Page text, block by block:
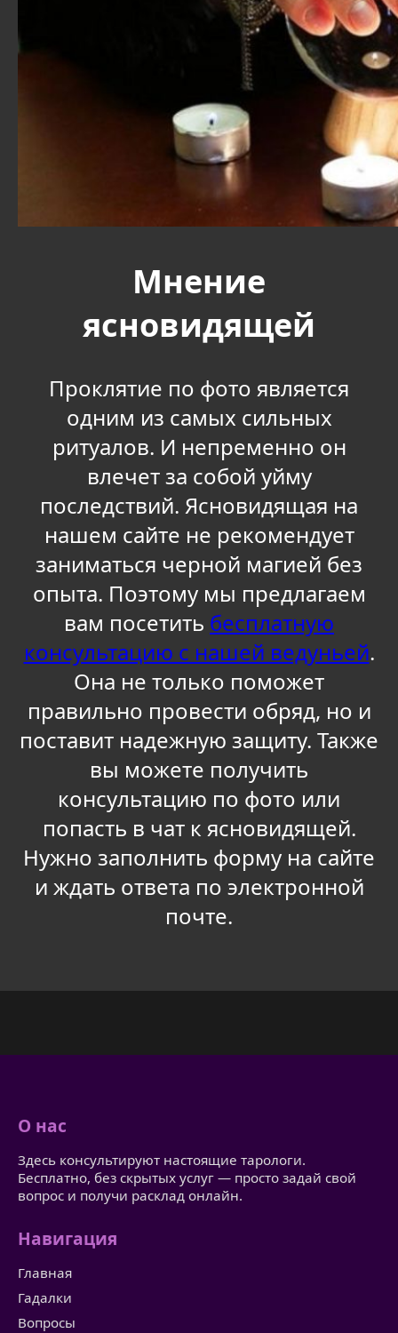
Мнение
ясновидящей
Проклятие по фото является
одним из самых сильных
ритуалов. И непременно он
влечет за собой уйму
последствий. Ясновидящая на
нашем сайте не рекомендует
заниматься черной магией без
опыта. Поэтому мы предлагаем
вам посетить бесплатную
консультацию с нашей ведуньей.
Она не только поможет
правильно провести обряд, но и
поставит надежную защиту. Также
вы можете получить
консультацию по фото или
попасть в чат к ясновидящей.
Нужно заполнить форму на сайте
и ждать ответа по электронной
почте.
О нас
Здесь консультируют настоящие тарологи.
Бесплатно, без скрытых услуг — просто задай свой
вопрос и получи расклад онлайн.
Навигация
Главная
Гадалки
Вопросы